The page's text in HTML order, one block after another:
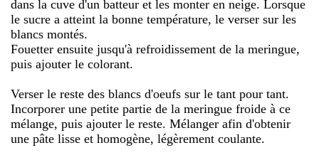
dans la cuve d'un batteur et les monter en neige. Lorsque
le sucre a atteint la bonne température, le verser sur les
blancs montés.
Fouetter ensuite jusqu'à refroidissement de la meringue,
puis ajouter le colorant.
Verser le reste des blancs d'oeufs sur le tant pour tant.
Incorporer une petite partie de la meringue froide à ce
mélange, puis ajouter le reste. Mélanger afin d'obtenir
une pâte lisse et homogène, légèrement coulante.